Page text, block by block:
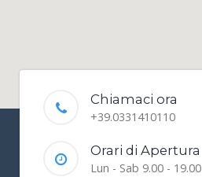
Chiamaci ora
+39.0331410110
Orari di Apertura
Lun - Sab 9.00 - 19.00